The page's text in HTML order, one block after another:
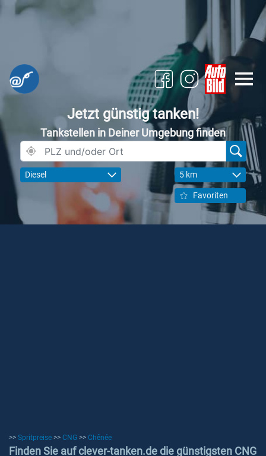
Jetzt günstig tanken!
Tankstellen in Deiner Umgebung finden
Diesel 5 km
Favoriten
>> Spritpreise >> CNG >> Chênée
Finden Sie auf clever-tanken.de die günstigsten CNG